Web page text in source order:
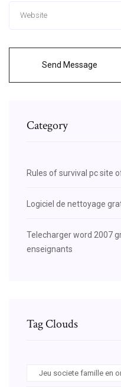
Send Message
Category
Rules of survival pc site
Logiciel de nettoyage
Telecharger word 2007
enseignants
Tag Clouds
Jeu societe famille en